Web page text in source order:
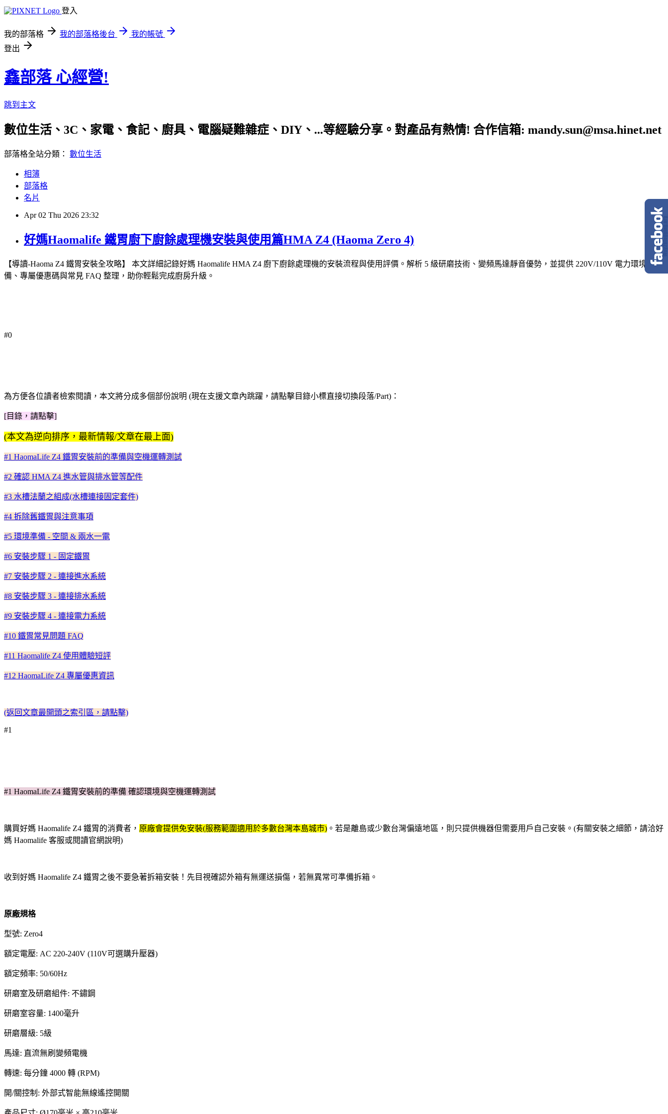
登入
我的部落格 我的部落格後台
我的帳號
登出
鑫部落 心經營!
跳到主文
數位生活、3C、家電、食記、廚具、電腦疑難雜症、DIY、...等經驗分享。對產品有熱情! 合作信箱: mandy.sun@msa.hinet.net
部落格全站分類： 數位生活
相簿
部落格
名片
Apr 02 Thu 2026 23:32
好媽Haomalife 鐵胃廚下廚餘處理機安裝與使用篇HMA Z4 (Haoma Zero 4)
【導讀-Haoma Z4 鐵胃安裝全攻略】 本文詳細記錄好媽 Haomalife HMA Z4 廚下廚餘處理機的安裝流程與使用評價。解析 5 級研磨技術、變頻馬達靜音優勢，並提供 220V/110V 電力環境準
備、專屬優惠碼與常見 FAQ 整理，助你輕鬆完成廚房升級。
#0
為方便各位讀者檢索閱讀，本文將分成多個部份說明 (現在支援文章內跳躍，請點擊目錄小標直接切換段落/Part)：
[目錄，請點擊]
(本文為逆向排序，最新情報/文章在最上面)
#1 HaomaLife Z4 鐵胃安裝前的準備與空機運轉測試
#2 確認 HMA Z4 進水管與排水管等配件
#3 水槽法蘭之組成(水槽連接固定套件)
#4 拆除舊鐵胃與注意事項
#5 環境準備 - 空間 & 兩水一電
#6 安裝步驟 1 - 固定鐵胃
#7 安裝步驟 2 - 連接進水系統
#8 安裝步驟 3 - 連接排水系統
#9 安裝步驟 4 - 連接電力系統
#10 鐵胃常見問題 FAQ
#11 Haomalife Z4 使用體驗短評
#12 HaomaLife Z4 專屬優惠資訊
(返回文章最開頭之索引區，請點擊)
#1
#1 HaomaLife Z4 鐵胃安裝前的準備 確認環境與空機運轉測試
購買好媽 Haomalife Z4 鐵胃的消費者， 原廠會提供免安裝(服務範圍適用於多數台灣本島城市) 。若是離島或少數台灣偏遠地區，則只提供機器但需要用戶自己安裝。(有關安裝之細節，請洽好
媽 Haomalife 客服或閱讀官網說明)
收到好媽 Haomalife Z4 鐵胃之後不要急著拆箱安裝！先目視確認外箱有無運送損傷，若無異常可準備拆箱。
原廠規格
型號: Zero4
額定電壓: AC 220-240V (110V可選購升壓器)
額定頻率: 50/60Hz
研磨室及研磨組件: 不鏽鋼
研磨室容量: 1400毫升
研磨層級: 5級
馬達: 直流無刷變頻電機
轉速: 每分鐘 4000 轉 (RPM)
開/關控制: 外部式智能無線遙控開關